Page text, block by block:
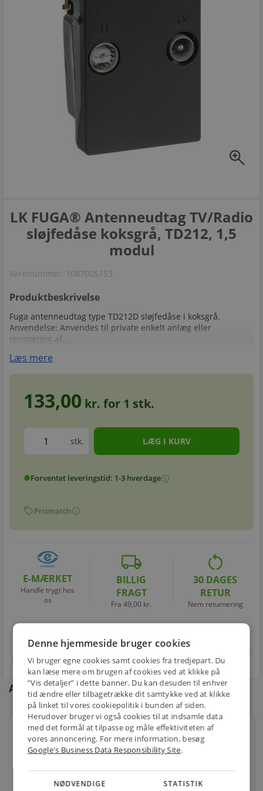
zoom_in
LK FUGA® Antenneudtag TV/Radio
sløjfedåse koksgrå, TD212, 1,5
modul
Varenummer: 1087005153
Produktbeskrivelse
Fuga antenneudtag type TD212D sløjfedåse i koksgrå.
Anvendelse: Anvendes til private enkelt anlæg eller
renovering af...
Læs mere
133,00 kr. for 1 stk.
stk.
circleForventet leveringstid: 1-3 hverdageinfo
sellPrismatchinfo
E-MÆRKET
Handle trygt hos
os
local_shipping
BILLIG
FRAGT
Fra 49,00 kr.
restart_alt
30 DAGES
RETUR
Nem returnering
Andre kunder købte også
FUGA® Softline Ramme 63 1,5 modul, stålmetallic
Varenr.: 1017039526
73,00 kr.
Denne hjemmeside bruger cookies
Vi bruger egne cookies samt cookies fra tredjepart. Du
kan læse mere om brugen af cookies ved at klikke på
”Vis detaljer” i dette banner. Du kan desuden til enhver
tid ændre eller tilbagetrække dit samtykke ved at klikke
på linket til vores cookiepolitik i bunden af siden.
Herudover bruger vi også cookies til at indsamle data
med det formål at tilpasse og måle effektiviteten af
vores annoncering. For mere information, besøg
Google's Business Data Responsibility Site.
NØDVENDIGE STATISTIK